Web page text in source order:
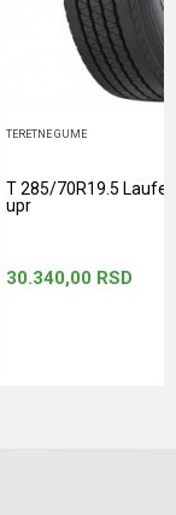
TERETNE GUME
T 285/70R19.5
upr
30.340,00 RSD